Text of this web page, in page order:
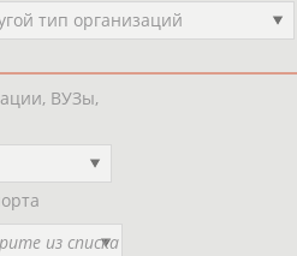
тип организаций
ВУЗы,
из списка